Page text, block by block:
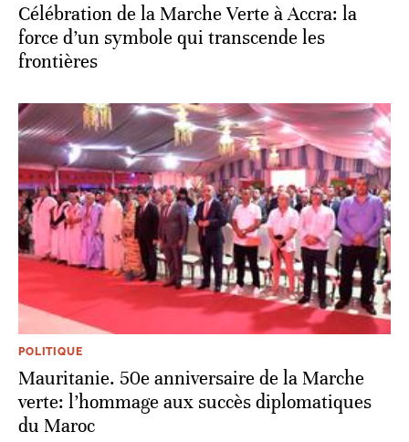
Célébration de la Marche Verte à Accra: la
force d’un symbole qui transcende les
frontières
POLITIQUE
Mauritanie. 50e anniversaire de la Marche
verte: l’hommage aux succès diplomatiques
du Maroc